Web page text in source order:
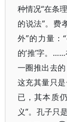
种情况“在条
的说法”。费
外”的力量：
的‘推’字。
一圈推出去的
这充其量只
已，其本质
义”。孔子只